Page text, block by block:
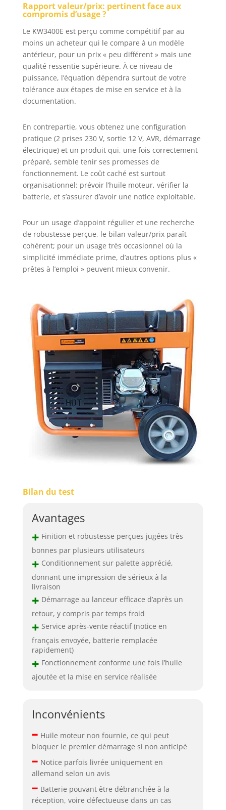
Rapport valeur/prix: pertinent face aux
compromis d’usage ?
Le KW3400E est perçu comme compétitif par au
moins un acheteur qui le compare à un modèle
antérieur, pour un prix « peu différent » mais une
qualité ressentie supérieure. À ce niveau de
puissance, l’équation dépendra surtout de votre
tolérance aux étapes de mise en service et à la
documentation.
En contrepartie, vous obtenez une configuration
pratique (2 prises 230 V, sortie 12 V, AVR, démarrage
électrique) et un produit qui, une fois correctement
préparé, semble tenir ses promesses de
fonctionnement. Le coût caché est surtout
organisationnel: prévoir l’huile moteur, vérifier la
batterie, et s’assurer d’avoir une notice exploitable.
Pour un usage d’appoint régulier et une recherche
de robustesse perçue, le bilan valeur/prix paraît
cohérent; pour un usage très occasionnel où la
simplicité immédiate prime, d’autres options plus «
prêtes à l’emploi » peuvent mieux convenir.
Bilan du test
Avantages
+ Finition et robustesse perçues jugées très
bonnes par plusieurs utilisateurs
+ Conditionnement sur palette apprécié,
donnant une impression de sérieux à la
livraison
+ Démarrage au lanceur efficace d’après un
retour, y compris par temps froid
+ Service après-vente réactif (notice en
français envoyée, batterie remplacée
rapidement)
+ Fonctionnement conforme une fois l’huile
ajoutée et la mise en service réalisée
Inconvénients
– Huile moteur non fournie, ce qui peut
bloquer le premier démarrage si non anticipé
– Notice parfois livrée uniquement en
allemand selon un avis
– Batterie pouvant être débranchée à la
réception, voire défectueuse dans un cas